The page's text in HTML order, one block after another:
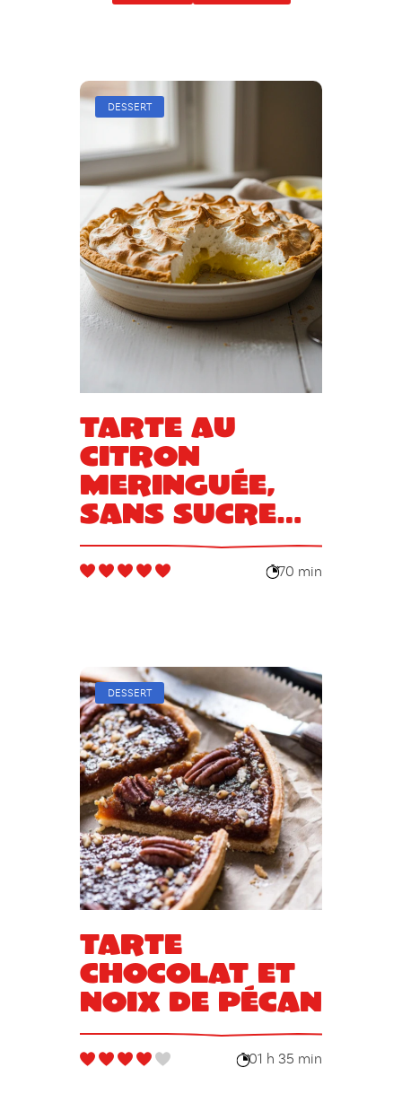
DESSERT
Tarte au
citron
meringuée,
sans sucre
blanc
70 min
DESSERT
Tarte
chocolat et
noix de pécan
01 h 35 min